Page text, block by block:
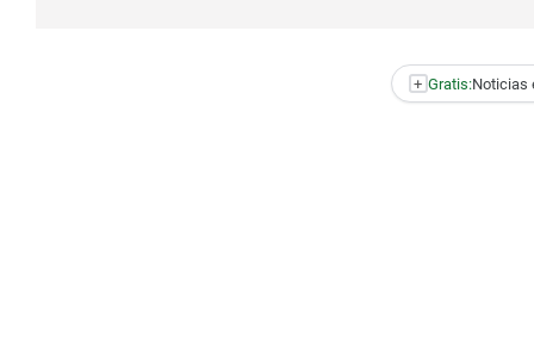
+ Gratis:Noticias